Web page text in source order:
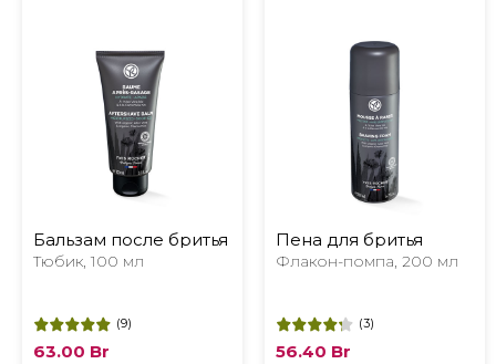
Бальзам после бритья
Тюбик, 100 мл
(9)
63.00 Br
Пена для бритья
Флакон-помпа, 200 мл
(3)
56.40 Br